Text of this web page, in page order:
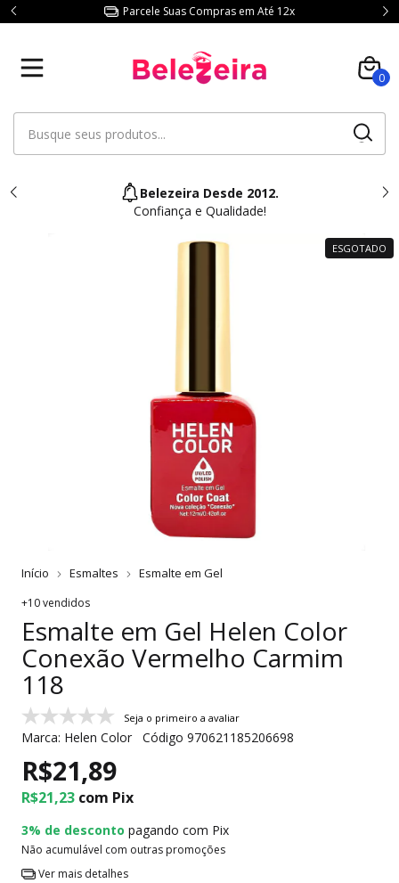
Parcele Suas Compras em Até 12x
0
Belezeira Desde 2012.
Confiança e Qualidade!
ESGOTADO
Início Esmaltes Esmalte em Gel
+10 vendidos
Esmalte em Gel Helen Color
Conexão Vermelho Carmim
118
Seja o primeiro a avaliar
Marca: Helen Color Código 970621185206698
R$21,89
R$21,23 com Pix
3% de desconto pagando com Pix
Não acumulável com outras promoções
Ver mais detalhes